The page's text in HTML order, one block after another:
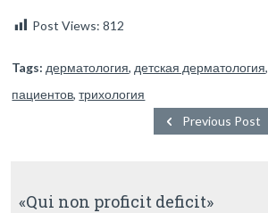
Post Views: 812
Tags: дерматология, детская дерматология,
пациентов,трихология
Previous Post
«Qui non proficit deficit»